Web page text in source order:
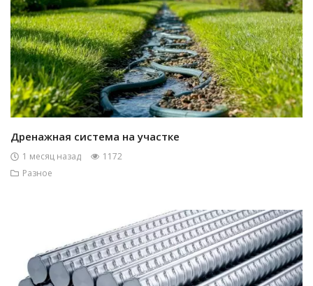
Дренажная система на участке
1 месяц назад
1172
Разное